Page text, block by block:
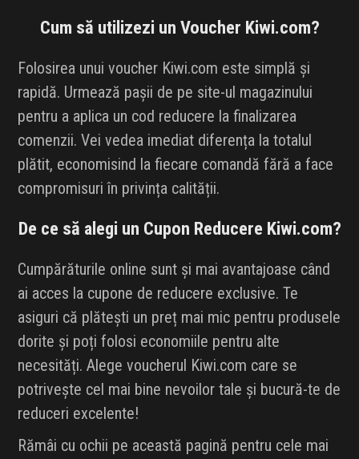
Cum să utilizezi un Voucher Kiwi.com?
Folosirea unui voucher Kiwi.com este simplă și
rapidă. Urmează pașii de pe site-ul magazinului
pentru a aplica un cod reducere la finalizarea
comenzii. Vei vedea imediat diferența la totalul
plătit, economisind la fiecare comandă fără a face
compromisuri în privința calității.
De ce să alegi un Cupon Reducere Kiwi.com?
Cumpărăturile online sunt și mai avantajoase când
ai acces la cupone de reducere exclusive. Te
asiguri că plătești un preț mai mic pentru produsele
dorite și poți folosi economiile pentru alte
necesități. Alege voucherul Kiwi.com care se
potrivește cel mai bine nevoilor tale și bucură-te de
reduceri excelente!
Rămâi cu ochii pe această pagină pentru cele mai